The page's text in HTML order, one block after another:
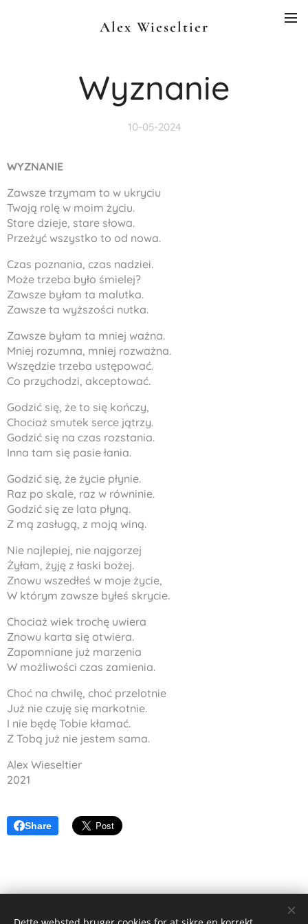
Alex Wieseltier
Wyznanie
10-05-2024
WYZNANIE
Zawsze trzymam to w ukryciu
Twoją rolę w moim życiu.
Stare dzieje, stare słowa.
Przeżyć wszystko to od nowa.
Czas poznania, czas nadziei.
Może trzeba było śmielej?
Zawsze byłam ta malutka.
Zawsze ta wyższości nutka.
Zawsze byłam ta mniej ważna.
Mniej rozumna, mniej rozważna.
Wszędzie trzeba ustępować.
Co przychodzi, akceptować.
Godzić się, że to się kończy,
Chociaż smutek serce jątrzy.
Godzić się na czas rozstania.
Inna tam się pasie łania.
Godzić się, że życie płynie.
Raz po skale, raz w równinie.
Godzić się ze lata płyną.
Z mą zasługą, z moją winą.
Nie najlepiej, nie najgorzej
Żyłam, żyję z łaski bożej.
Znowu wszedłeś w moje życie,
W którym zawsze byłeś skrycie.
Chociaż wiek trochę uwiera
Znowu karta się otwiera.
Zapomniane już marzenia
W możliwości czas zamienia.
Choć na chwilę, choć przelotnie
Już nie czuję się markotnie.
I nie będę Tobie kłamać.
Z Tobą już nie jestem sama.
Alex Wieseltier
2021
Share